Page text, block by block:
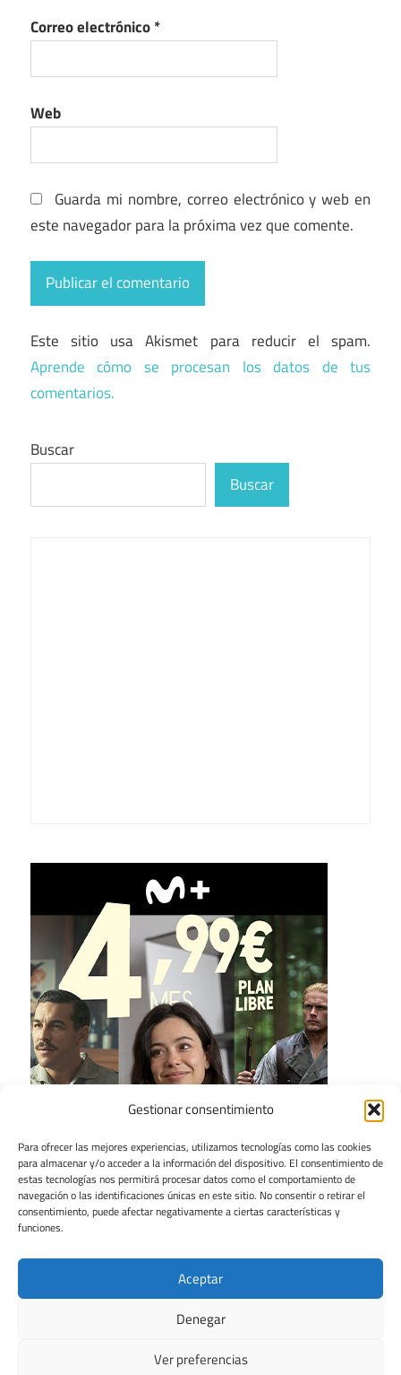
Gestionar consentimiento
Para ofrecer las mejores experiencias, utilizamos tecnologías como las cookies
para almacenar y/o acceder a la información del dispositivo. El consentimiento de
estas tecnologías nos permitirá procesar datos como el comportamiento de
navegación o las identificaciones únicas en este sitio. No consentir o retirar el
consentimiento, puede afectar negativamente a ciertas características y
funciones.
Aceptar
Denegar
Ver preferencias
Correo electrónico*
Web
Guarda mi nombre, correo electrónico y web en
este navegador para la próxima vez que comente.
Este sitio usa Akismet para reducir el spam.
Aprende cómo se procesan los datos de tus
comentarios.
Buscar
Buscar